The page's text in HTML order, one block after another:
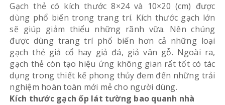
Gạch thẻ có kích thước 8×24 và 10×20 (cm) được
dùng phổ biến trong trang trí. Kích thước gạch lớn
sẽ giúp giảm thiểu những rãnh vữa. Nên chúng
được dùng trang trí phổ biến hơn cả những loại
gạch thẻ giả cổ hay giả đá, giả vân gỗ. Ngoài ra,
gạch thẻ còn tạo hiệu ứng không gian rất tốt có tác
dụng trong thiết kế phong thủy đem đến những trải
nghiệm hoàn toàn mới mẻ cho người dùng.
Kích thước gạch ốp lát tường bao quanh nhà